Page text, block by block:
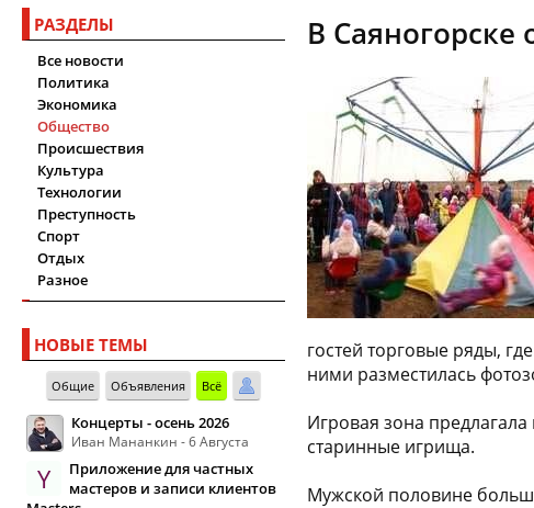
РАЗДЕЛЫ
Все новости
Политика
Экономика
Общество
Происшествия
Культура
Технологии
Преступность
Спорт
Отдых
Разное
НОВЫЕ ТЕМЫ
Общие Объявления Всё
Концерты - осень 2026
Иван Мананкин - 6 Августа
Y
Приложение для частных
мастеров и записи клиентов
В
гостей торговые ряды,
ними разместилась
Игровая зона
старинные игрища.
Мужской половине